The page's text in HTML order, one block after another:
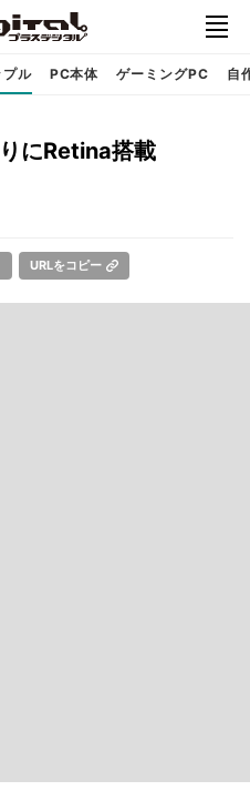
プル PC本体 ゲーミングPC 自
にRetina搭載
URLをコピー